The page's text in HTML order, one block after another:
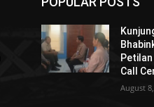
Call
August